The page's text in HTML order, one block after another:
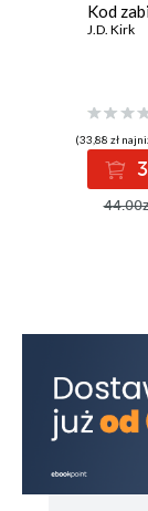
Kod
J.D. Kirk
(33,88 zł